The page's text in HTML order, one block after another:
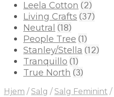
Leela Cotton (2)
Living Crafts (37)
Neutral (18)
People Tree (1)
Stanley/Stella (12)
Tranquillo (1)
True North (3)
Hjem / Salg / Salg Feminint /